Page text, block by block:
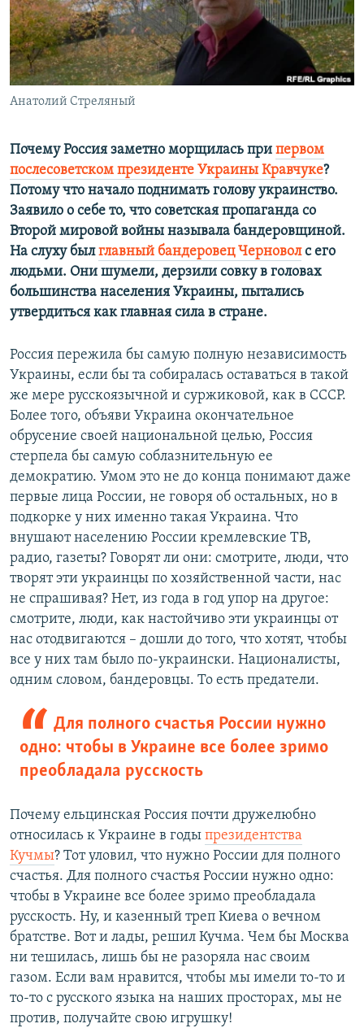
ПОБЕДИТЕЛЕЙ НЕ СУДЯТ?
КРЫМ.НЕПОКОРЕННЫЙ
ELIFBE
УКРАИНСКАЯ ПРОБЛЕМА КРЫМА
ПРИСОЕДИНЯЙТЕСЬ!
Анатолий Стреляный
Почему Россия заметно морщилась при первом
послесоветском президенте Украины Кравчуке?
Потому что начало поднимать голову украинство.
Заявило о себе то, что советская пропаганда со
Второй мировой войны называла бандеровщиной.
На слуху былглавный бандеровец Черноволс его
людьми. Они шумели, дерзили совку в головах
большинства населения Украины, пытались
утвердиться как главная сила в стране.
Россия пережила бы самую полную независимость
Украины, если бы та собиралась оставаться в такой
же мере русскоязычной и суржиковой, как в СССР.
Более того, объяви Украина окончательное
обрусение своей национальной целью, Россия
стерпела бы самую соблазнительную ее
демократию. Умом это не до конца понимают даже
первые лица России, не говоря об остальных, но в
подкорке у них именно такая Украина. Что
внушают населению России кремлевские ТВ,
радио, газеты? Говорят ли они: смотрите, люди, что
творят эти украинцы по хозяйственной части, нас
не спрашивая? Нет, из года в год упор на другое:
смотрите, люди, как настойчиво эти украинцы от
нас отодвигаются – дошли до того, что хотят, чтобы
все у них там было по-украински. Националисты,
одним словом, бандеровцы. То есть предатели.
Для полного счастья России нужно
одно: чтобы в Украине все более зримо
преобладала русскость
Почему ельцинская Россия почти дружелюбно
относилась к Украине в годы президентcтва
Кучмы? Тот уловил, что нужно России для полного
счастья. Для полного счастья России нужно одно:
чтобы в Украине все более зримо преобладала
русскость. Ну, и казенный треп Киева о вечном
братстве. Вот и лады, решил Кучма. Чем бы Москва
ни тешилась, лишь бы не разоряла нас своим
газом. Если вам нравится, чтобы мы имели то-то и
то-то с русского языка на наших просторах, мы не
против, получайте свою игрушку!